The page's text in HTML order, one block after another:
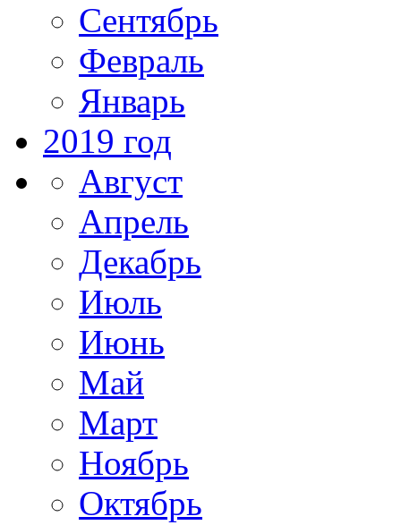
Сентябрь
Февраль
Январь
2019 год
Август
Апрель
Декабрь
Июль
Июнь
Май
Март
Ноябрь
Октябрь